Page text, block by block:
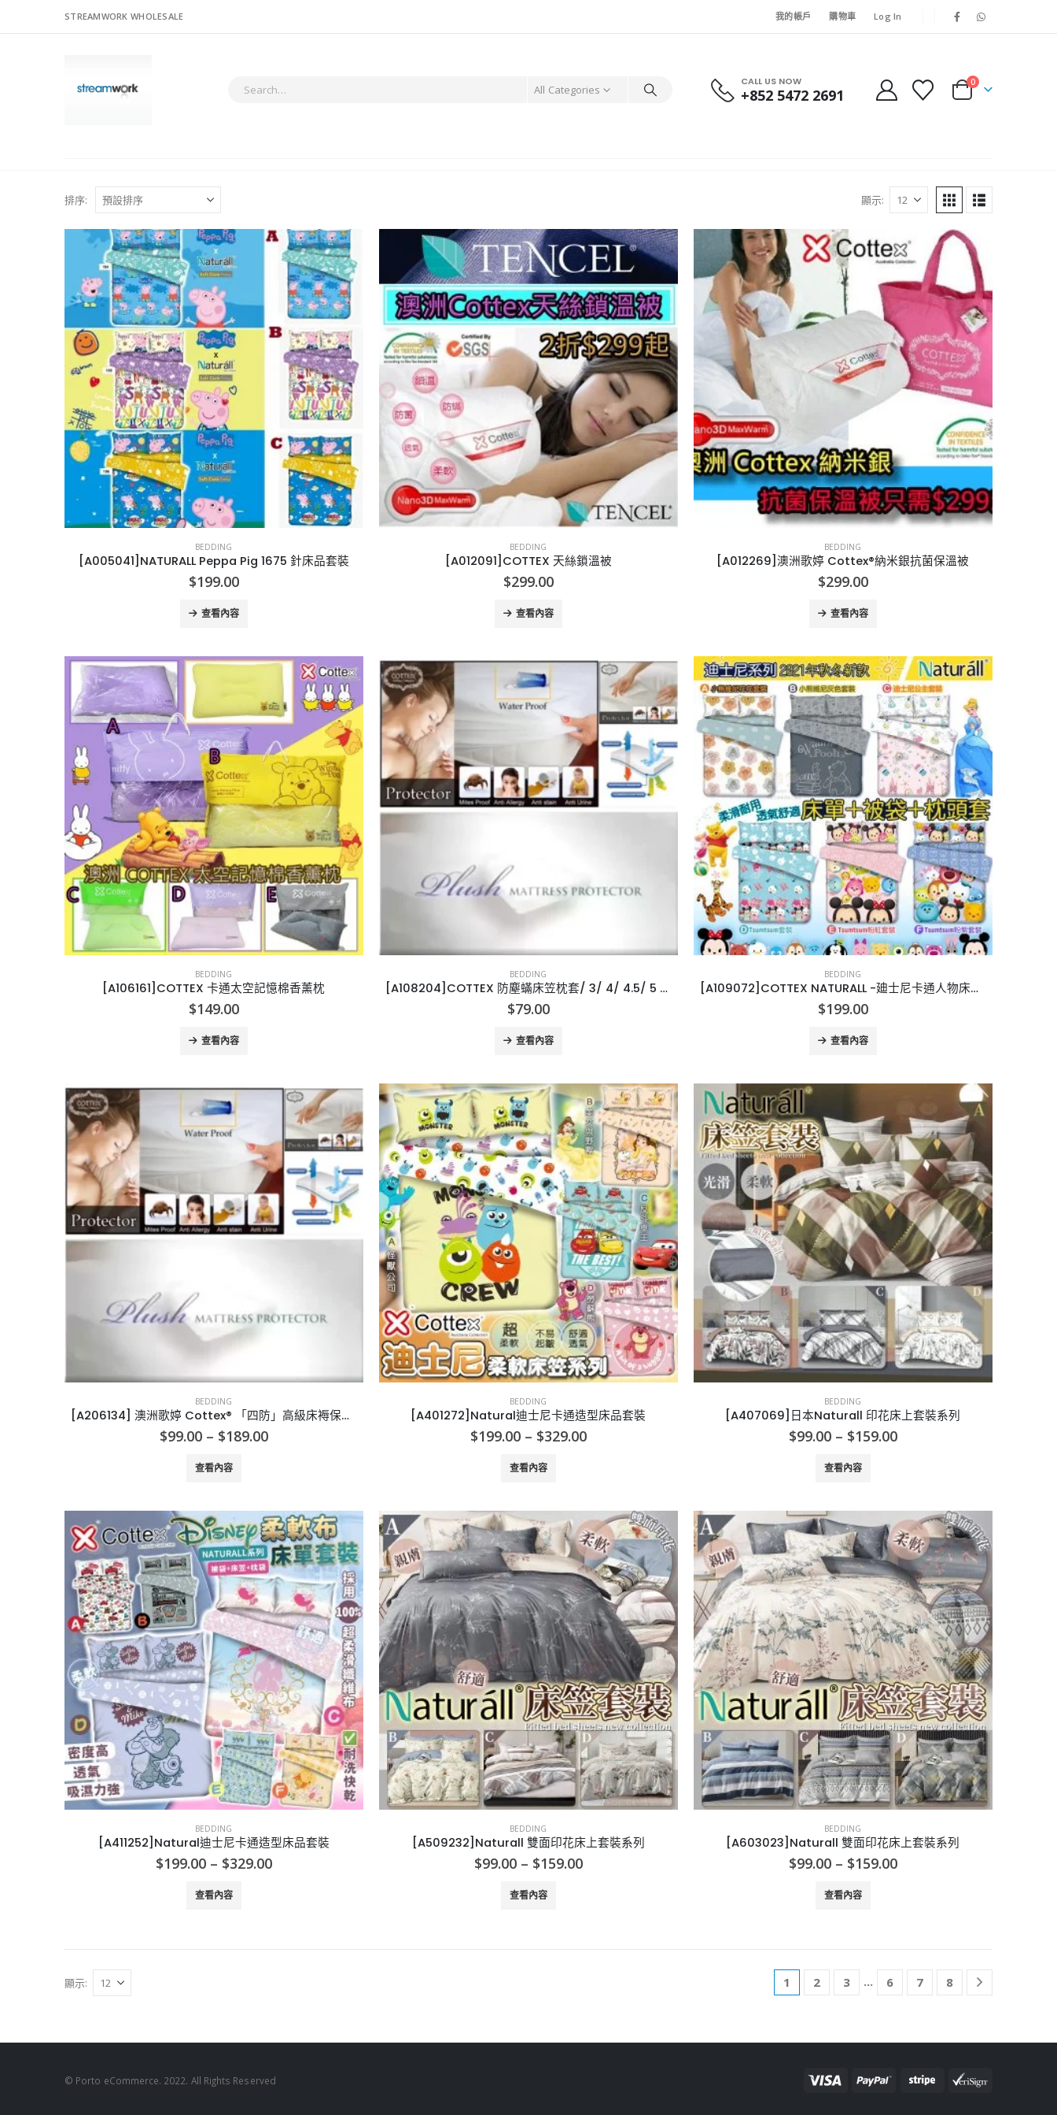
STREAMWORK WHOLESALE 我的帳戶 購物車 Log In
All Categories
CALL US NOW
+852 5472 2691
0
排序: 顯示:
BEDDING
[A005041]NATURALL Peppa Pig 1675 針床品套裝
$199.00
查看內容
BEDDING
[A012091]COTTEX 天絲鎖溫被
$299.00
查看內容
BEDDING
[A012269]澳洲歌婷 Cottex®納米銀抗菌保溫被
$299.00
查看內容
BEDDING
[A106161]COTTEX 卡通太空記憶棉香薰枕
$149.00
查看內容
BEDDING
[A108204]COTTEX 防塵蟎床笠枕套/ 3/ 4/ 4.5/ 5 /6/ 枕
$79.00
查看內容
BEDDING
[A109072]COTTEX NATURALL -廸士尼卡通人物床單-2021
$199.00
查看內容
BEDDING
[A206134] 澳洲歌婷 Cottex®️ 「四防」高級床褥保護罩
$99.00 – $189.00Price
查看內容
BEDDING
[A401272]Natural迪士尼卡通造型床品套裝
$199.00 – $329.00Price
查看內容
BEDDING
[A407069]日本Naturall 印花床上套裝系列
$99.00 – $159.00Price
查看內容
BEDDING
[A411252]Natural迪士尼卡通造型床品套裝
$199.00 – $329.00Price
查看內容
BEDDING
[A509232]Naturall 雙面印花床上套裝系列
$99.00 – $159.00Price
查看內容
BEDDING
[A603023]Naturall 雙面印花床上套裝系列
$99.00 – $159.00Price
查看內容
顯示: 1 2 3 ... 6 7 8
© Porto eCommerce. 2022. All Rights Reserved